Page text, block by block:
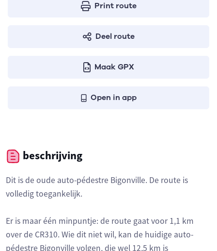
Print route
Deel route
Maak GPX
Open in app
beschrijving
Dit is de oude auto-pédestre Bigonville. De route is
volledig toegankelijk.
Er is maar één minpuntje: de route gaat voor 1,1 km
over de CR310. Wie dit niet wil, kan de huidige auto-
pédestre Bigonville volgen, die wel 12,5 km is